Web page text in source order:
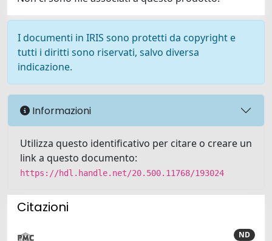
I documenti in IRIS sono protetti da copyright e
tutti i diritti sono riservati, salvo diversa
indicazione.
Informazioni
Utilizza questo identificativo per citare o creare un
link a questo documento:
https://hdl.handle.net/20.500.11768/193024
Citazioni
ND